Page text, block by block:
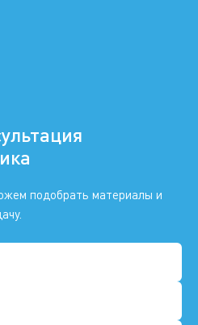
подобрать материалы и